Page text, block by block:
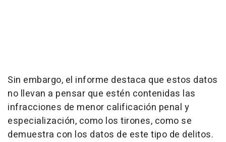
Sin embargo, el informe destaca que estos datos
no llevan a pensar que estén contenidas las
infracciones de menor calificación penal y
especialización, como los tirones, como se
demuestra con los datos de este tipo de delitos.